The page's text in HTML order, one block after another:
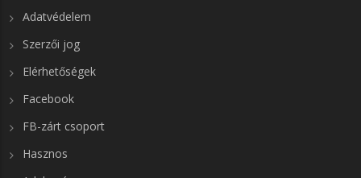
Adatvédelem
Szerzői jog
Elérhetőségek
Facebook
FB-zárt csoport
Hasznos